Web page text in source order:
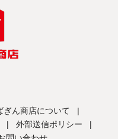
ぎん商店について
|
| 外部送信ポリシー
|